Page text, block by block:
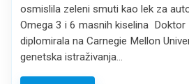
osmislila zeleni smuti kao lek za
Omega 3 i 6 masnih kiselina Doktor
diplomirala na Carnegie Mellon
genetska istraživanja…